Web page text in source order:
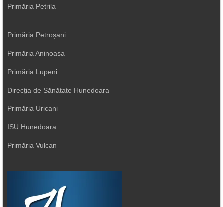
Primăria Petrila
Primăria Petroșani
Primăria Aninoasa
Primăria Lupeni
Direcția de Sănătate Hunedoara
Primăria Uricani
ISU Hunedoara
Primăria Vulcan